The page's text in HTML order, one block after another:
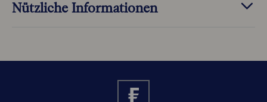
Nützliche Informationen